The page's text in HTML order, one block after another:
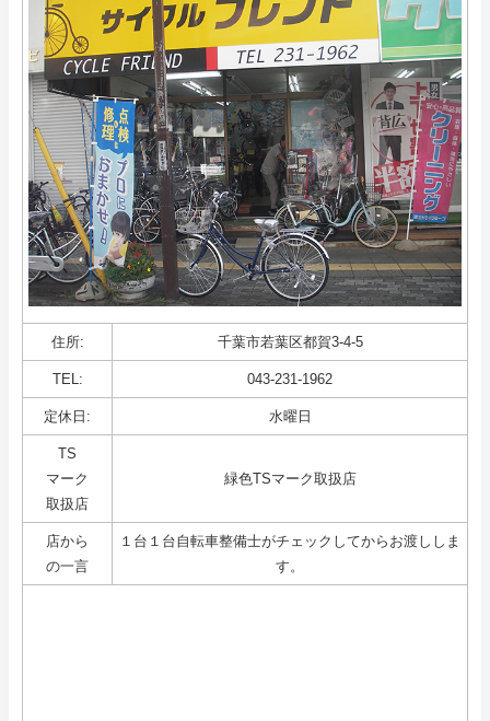
住所: 千葉市若葉区都賀3-4-5
TEL: 043-231-1962
定休日: 水曜日
TS
マーク
取扱店
緑色TSマーク取扱店
店から
の一言
１台１台自転車整備士がチェックしてからお渡ししま
す。